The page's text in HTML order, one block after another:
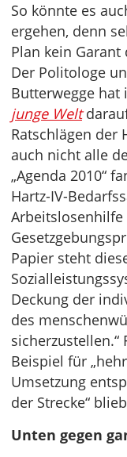
So könnte es
ergehen, denn
Plan kein
Der Politologe
Butterwegge hat
junge Welt
Ratschlägen der
auch nicht alle
„Agenda 2010“
Hartz-IV-
Papier steht
Deckung der
des
Beispiel für
Umsetzung
der Strecke“
Unten gegen